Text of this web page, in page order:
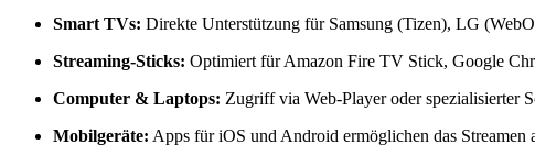
Smart TVs: Direkte Unterstützung für Samsung (Tizen), LG
Streaming-Sticks: Optimiert für Amazon Fire TV Stick, Google
Computer & Laptops: Zugriff via Web-Player oder spezialisierter
Mobilgeräte: Apps für iOS und Android ermöglichen das Streamen